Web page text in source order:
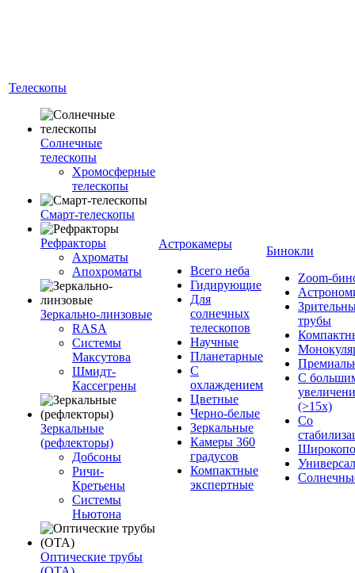
Телескопы
Солнечные
телескопы
Хромосферные
телескопы
Смарт-телескопы
Рефракторы
Ахроматы
Апохроматы
Зеркально-линзовые
RASA
Системы
Максутова
Шмидт-
Кассегрены
Зеркальные
(рефлекторы)
Добсоны
Ричи-
Кретьены
Системы
Ньютона
Оптические трубы
Астрокамеры
Всего неба
Гидирующие
Для
солнечных
телескопов
Научные
Планетарные
С
охлаждением
Цветные
Черно-белые
Зеркальные
Камеры 360
градусов
Компактные
экспертные
Бинокли
Zoom-
трубы
С
(>15x)
Со